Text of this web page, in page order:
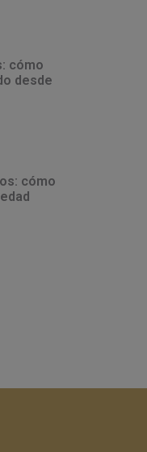
cómo
desde
cómo